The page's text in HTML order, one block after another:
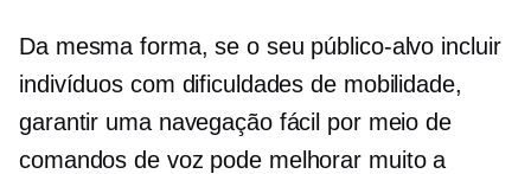
Da mesma forma, se o seu público-alvo incluir
indivíduos com dificuldades de mobilidade,
garantir uma navegação fácil por meio de
comandos de voz pode melhorar muito a